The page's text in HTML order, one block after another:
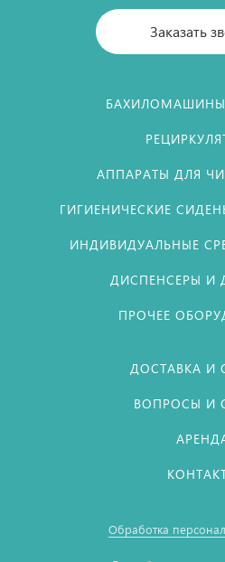
Заказать
АППАРАТЫ ДЛЯ
ГИГИЕНИЧЕСКИЕ
ИНДИВИДУАЛЬНЫЕ
ДИСПЕНСЕРЫ И
ПРОЧЕЕ
ДОСТАВКА И
ВОПРОСЫ И
Обработка